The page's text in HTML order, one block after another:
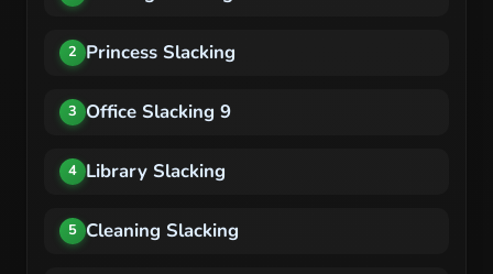
2 Princess Slacking
3 Office Slacking 9
4 Library Slacking
5 Cleaning Slacking